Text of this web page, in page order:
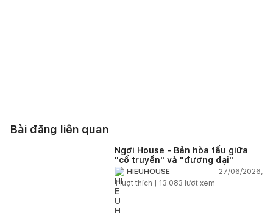
Bài đăng liên quan
Ngơi House - Bản hòa tấu giữa
"cổ truyền" và "đương đại"
HIEUHOUSE
27/06/2026,
1lượt thích | 13.083 lượt xem